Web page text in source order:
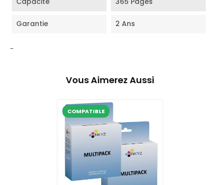
Garantie 2 Ans
-
Vous Aimerez Aussi
COMPATIBLE